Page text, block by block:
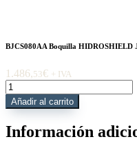
BJCS080AA Boquilla HIDROSHIELD
1.486,53€ + IVA
BJCS080AA
Boquilla
HIDROSHIELD
2.000
Añadir al carrito
Información